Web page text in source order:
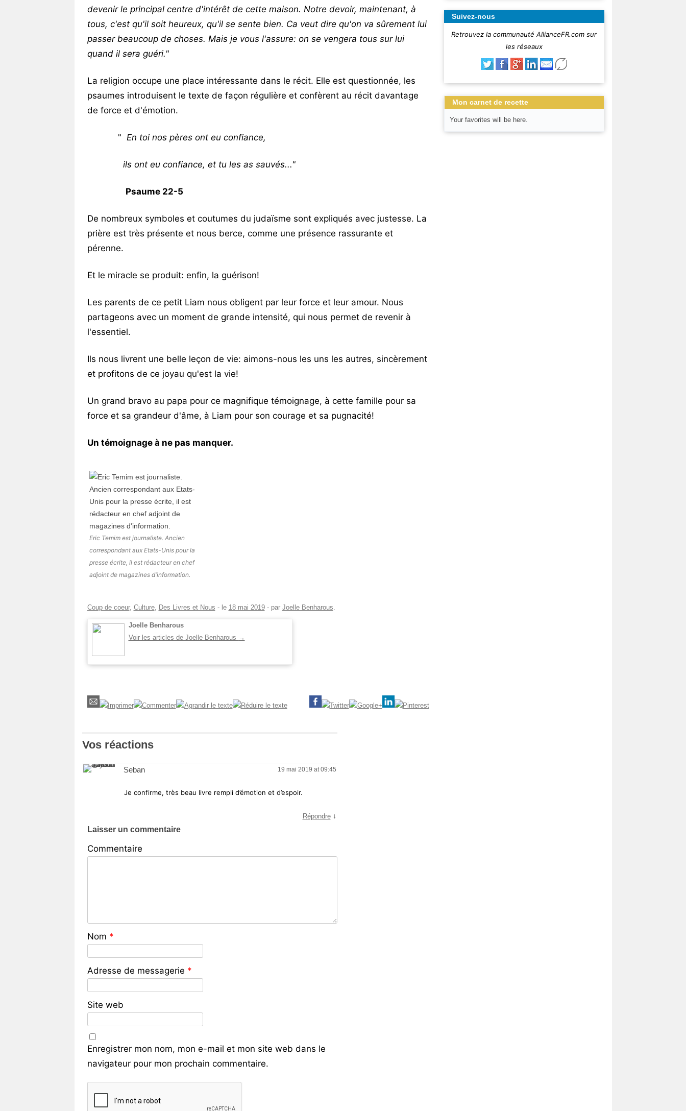
devenir le principal centre d'intérêt de cette maison. Notre devoir, maintenant, à
tous, c'est qu'il soit heureux, qu'il se sente bien. Ca veut dire qu'on va sûrement lui
passer beaucoup de choses. Mais je vous l'assure: on se vengera tous sur lui
quand il sera guéri."
La religion occupe une place intéressante dans le récit. Elle est questionnée, les
psaumes introduisent le texte de façon régulière et confèrent au récit davantage
de force et d'émotion.
" En toi nos pères ont eu confiance,
ils ont eu confiance, et tu les as sauvés..."
Psaume 22-5
De nombreux symboles et coutumes du judaïsme sont expliqués avec justesse. La
prière est très présente et nous berce, comme une présence rassurante et
pérenne.
Et le miracle se produit: enfin, la guérison!
Les parents de ce petit Liam nous obligent par leur force et leur amour. Nous
partageons avec un moment de grande intensité, qui nous permet de revenir à
l'essentiel.
Ils nous livrent une belle leçon de vie: aimons-nous les uns les autres, sincèrement
et profitons de ce joyau qu'est la vie!
Un grand bravo au papa pour ce magnifique témoignage, à cette famille pour sa
force et sa grandeur d'âme, à Liam pour son courage et sa pugnacité!
Un témoignage à ne pas manquer.
Eric Temim est journaliste. Ancien
correspondant aux Etats-Unis pour la
presse écrite, il est rédacteur en chef
adjoint de magazines d'information.
Coup de coeur, Culture, Des Livres et Nous - le 18 mai 2019- par Joelle Benharous.
Joelle Benharous
Voir les articles de Joelle Benharous →
Vos réactions
Seban 19 mai 2019 at 09:45
Je confirme, très beau livre rempli d’émotion et d’espoir.
Répondre ↓
Laisser un commentaire
Commentaire
Nom *
Adresse de messagerie *
Site web
Enregistrer mon nom, mon e-mail et mon site web dans le
navigateur pour mon prochain commentaire.
Suivez-nous
Retrouvez la communauté AllianceFR.com sur
les réseaux
Mon carnet de recette
Your favorites will be here.